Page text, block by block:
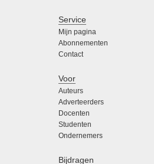
Service
Mijn pagina
Abonnementen
Contact
Voor
Auteurs
Adverteerders
Docenten
Studenten
Ondernemers
Bijdragen